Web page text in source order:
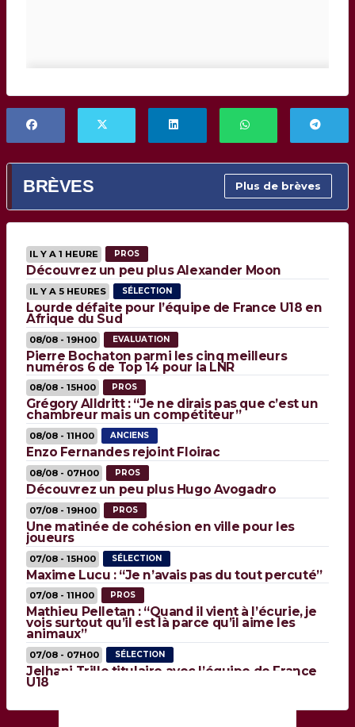
BRÈVES Plus de brèves
IL Y A 1 HEURE PROS
Découvrez un peu plus Alexander Moon
IL Y A 5 HEURES SÉLECTION
Lourde défaite pour l’équipe de France U18 en
Afrique du Sud
08/08 - 19H00 EVALUATION
Pierre Bochaton parmi les cinq meilleurs
numéros 6 de Top 14 pour la LNR
08/08 - 15H00 PROS
Grégory Alldritt : “Je ne dirais pas que c’est un
chambreur mais un compétiteur”
08/08 - 11H00 ANCIENS
Enzo Fernandes rejoint Floirac
08/08 - 07H00 PROS
Découvrez un peu plus Hugo Avogadro
07/08 - 19H00 PROS
Une matinée de cohésion en ville pour les
joueurs
07/08 - 15H00 SÉLECTION
Maxime Lucu : “Je n’avais pas du tout percuté”
07/08 - 11H00 PROS
Mathieu Pelletan : “Quand il vient à l’écurie, je
vois surtout qu’il est là parce qu’il aime les
animaux”
07/08 - 07H00 SÉLECTION
Jelhani Trillo titulaire avec l’équipe de France
U18